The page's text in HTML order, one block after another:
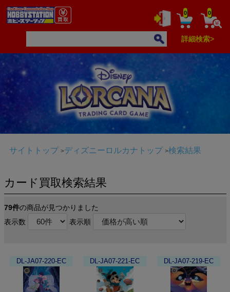
0 0
詳細検索>
サイトトップ ディズニーロルカナトップ 検索結果
カード買取検索結果
79件の商品が見つかりました
表示数
表示順
DL-JA07-220-EC DL-JA07-221-EC DL-JA07-219-EC